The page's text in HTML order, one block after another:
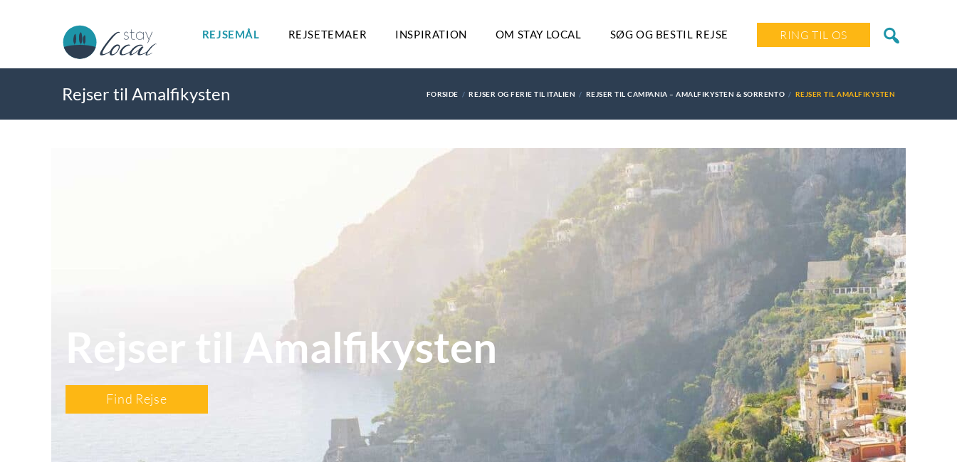
RING TIL OS
REJSEMÅL REJSETEMAER INSPIRATION OM STAY LOCAL SØG OG BESTIL REJSE
Rejser til Amalfikysten FORSIDE REJSER OG FERIE TIL ITALIEN REJSER TIL CAMPANIA – AMALFIKYSTEN & SORRENTO REJSER TIL AMALFIKYSTEN
Rejser til Amalfikysten
Find Rejse